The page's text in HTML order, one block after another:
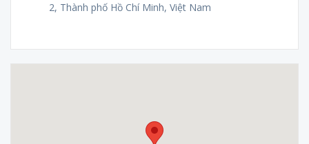
2, Thành phố Hồ Chí Minh, Việt Nam